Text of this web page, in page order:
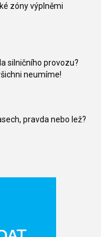
zóny výplněmi
silničního provozu?
neumíme!
pravda nebo lež?